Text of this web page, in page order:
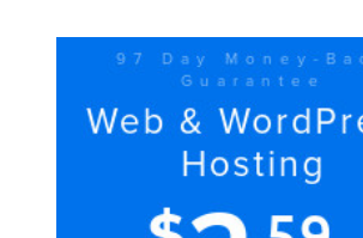
Yuk
Yuk
bersama